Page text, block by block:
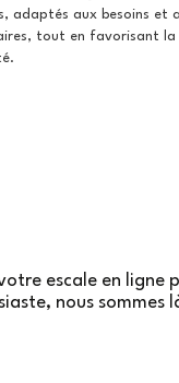
adaptés aux besoins et
tout en favorisant la
escale en
nous